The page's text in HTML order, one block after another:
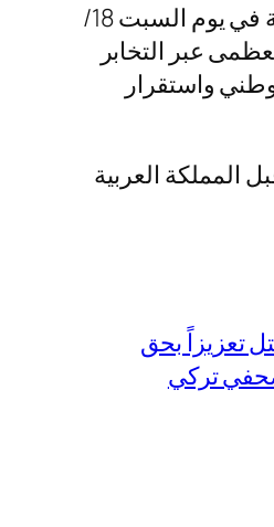
أعلنت وزارة الداخلية السعودية بتنفيذ حكم القتل تعزيراً في الصحفي تركي بن عبد العزيز بن صالح الجاسر سعودي الجنسية في يوم السبت 18/
العظمى عبر التخابر
واستقرار
المملكة العربية
تعزيزاً بحق
تركي